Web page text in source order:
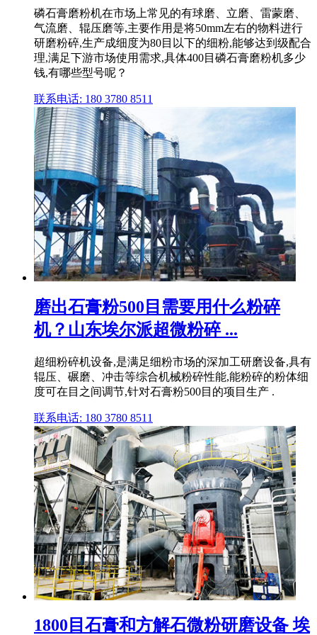
磷石膏磨粉机在市场上常见的有球磨、立磨、雷蒙磨、
气流磨、辊压磨等,主要作用是将50mm左右的物料进行
研磨粉碎,生产成细度为80目以下的细粉,能够达到级配合
理,满足下游市场使用需求,具体400目磷石膏磨粉机多少
钱,有哪些型号呢？
联系电话: 180 3780 8511
磨出石膏粉500目需要用什么粉碎
机？山东埃尔派超微粉碎 ...
超细粉碎机设备,是满足细粉市场的深加工研磨设备,具有
辊压、碾磨、冲击等综合机械粉碎性能,能粉碎的粉体细
度可在目之间调节,针对石膏粉500目的项目生产 .
联系电话: 180 3780 8511
1800目石膏和方解石微粉研磨设备 埃